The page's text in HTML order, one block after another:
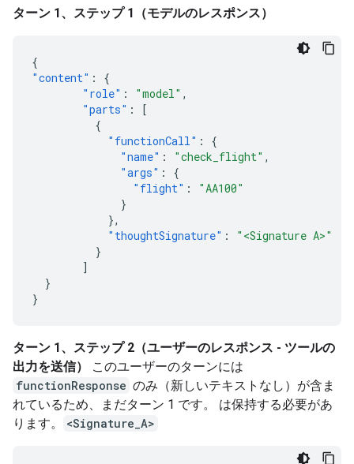
ターン 1、ステップ 1（モデルのレスポンス）
{
"content" :
{
"role" : "model" ,
"parts" :
[
{
"functionCall" :
{
"name" : "check_flight" ,
"args" :
{
"flight" :
"AA100"
}
},
"thoughtSignature" :
"<Signature A>"
}
]
}
}
ターン 1、ステップ 2（ユーザーのレスポンス - ツールの
出力を送信）
このユーザーのターンには
functionResponse のみ（新しいテキストなし）が含ま
れているため、まだターン 1 です。 は保持する必要があ
ります。
<Signature_A>